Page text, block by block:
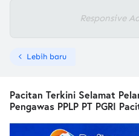
Responsive
Lebih baru
Pacitan Terkini Selamat
Pengawas PPLP PT PGRI